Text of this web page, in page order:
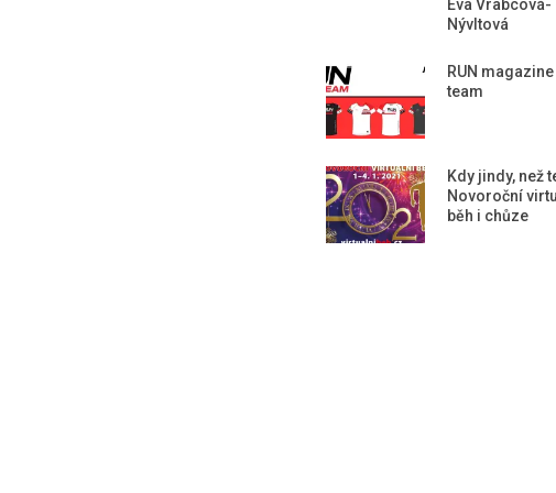
Eva Vrabcová-
Nývltová
RUN magazine
team
Kdy jindy, než
Novoroční
běh i chůze